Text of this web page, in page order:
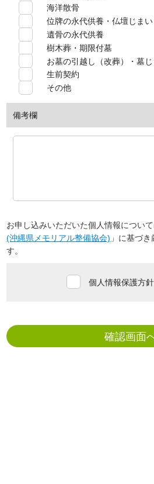
海洋散骨
位牌の永代供養・仏壇じまい
遺骨の永代供養
樹木葬・期限付墓
お墓の引越し（改葬）・墓
生前契約
その他
備考欄
お申し込みいただいた個人情報につい
(沖縄県メモリアル整備協会) 」に基づ
す。
個人情報保護方